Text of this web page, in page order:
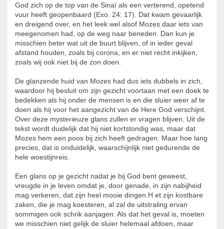
God zich op de top van de Sinaï als een verterend, opetend
vuur heeft geopenbaard (Exo. 24: 17). Dat kwam gevaarlijk
en dreigend over, en het leek wel alsof Mozes daar iets van
meegenomen had, op de weg naar beneden. Dan kun je
misschien beter wat uit de buurt blijven, of in ieder geval
afstand houden, zoals bij corona, en er niet recht inkijken,
zoals wij ook niet bij de zon doen.
De glanzende huid van Mozes had dus iets dubbels in zich,
waardoor hij besluit om zijn gezicht voortaan met een doek te
bedekken als hij onder de mensen is en die sluier weer af te
doen als hij voor het aangezicht van de Here God verschijnt.
Over deze mysterieuze glans zullen er vragen blijven. Uit de
tekst wordt duidelijk dat hij niet kortstondig was, maar dat
Mozes hem een poos bij zich heeft gedragen. Maar hoe lang
precies, dat is onduidelijk, waarschijnlijk niet gedurende de
hele woestijnreis.
Een glans op je gezicht nadat je bij God bent geweest,
vreugde in je leven omdat je, door genade, in zijn nabijheid
mag verkeren, dat zijn heel mooie dingen.H et zijn kostbare
zaken, die je mag koesteren, al zal de uitstraling ervan
sommigen ook schrik aanjagen. Als dat het geval is, moeten
we misschien niet gelijk de sluier helemaal afdoen, maar